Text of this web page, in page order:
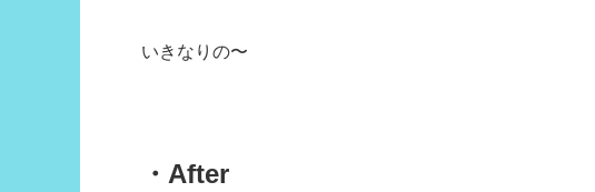
いきなりの〜
・After